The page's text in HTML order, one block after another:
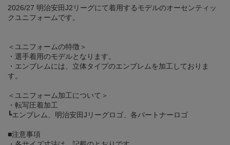
2026/27 明治安田J2リーグにて着用するモデルのオーセンティッ
クユニフォームです。
＜ユニフォームの特徴＞
・選手着用のモデルとなります。
・エンブレムには、立体タイプのエンブレムを加工しておりま
す。
＜ユニフォーム加工について＞
・転写圧着加工
┗エンブレム、明治安田Jリーグロゴ、各パートナーロゴ
■注意事項